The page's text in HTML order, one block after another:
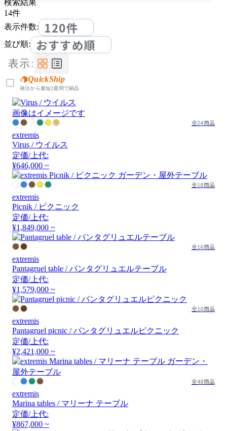
検索結果
14件
表示件数:
120件
並び順: おすすめ順
表示:
QuickShip
発注から最短2週間で納品
画像はイメージです
全24商品
extremis
Virus / ウイルス
定価/上代:
¥646,000 ~
全18商品
extremis
Picnik / ピクニック
定価/上代:
¥1,849,000 ~
全16商品
extremis
Pantagruel table / パンタグリュエルテーブル
定価/上代:
¥1,579,000 ~
全10商品
extremis
Pantagruel picnic / パンタグリュエルピクニック
定価/上代:
¥2,421,000 ~
全48商品
extremis
Marina tables / マリーナ テーブル
定価/上代:
¥867,000 ~